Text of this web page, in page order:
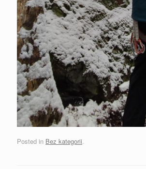
Posted in Bez kategorii.